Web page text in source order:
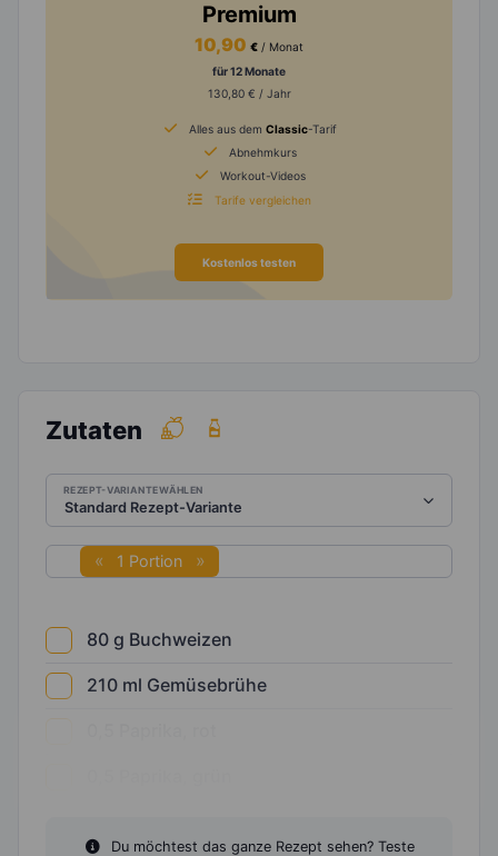
Premium
10,90 € / Monat
für 12 Monate
130,80 € / Jahr
Alles aus dem Classic-Tarif
Abnehmkurs
Workout-Videos
Tarife vergleichen
Kostenlos testen
Zutaten
REZEPT-VARIANTE WÄHLEN
1 Portion
80 g Buchweizen
210 ml Gemüsebrühe
Du möchtest das ganze Rezept sehen? Teste